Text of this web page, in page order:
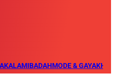
KALAMIBADAHMODE & GAYA